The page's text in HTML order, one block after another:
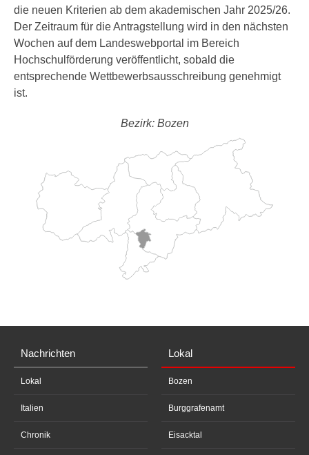
die neuen Kriterien ab dem akademischen Jahr 2025/26.
Der Zeitraum für die Antragstellung wird in den nächsten
Wochen auf dem Landeswebportal im Bereich
Hochschulförderung veröffentlicht, sobald die
entsprechende Wettbewerbsausschreibung genehmigt
ist.
Bezirk: Bozen
Nachrichten
Lokal
Italien
Chronik
Lokal
Bozen
Burggrafenamt
Eisacktal